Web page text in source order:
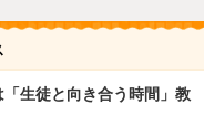
生徒と向き合う時間」教